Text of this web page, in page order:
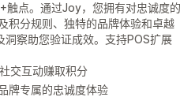
触点。通过Joy，您拥有对忠诚度的
积分规则、独特的品牌体验和卓越
察助您验证成效。支持POS扩展
交互动赚取积分
牌专属的忠诚度体验